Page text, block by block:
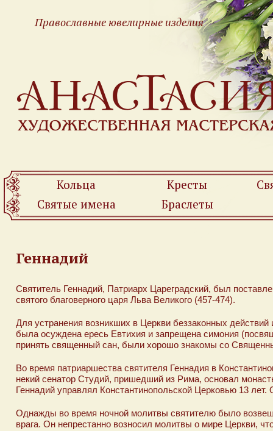
Православные ювелирные изделия
Кольца Кресты
Святые имена
Браслеты
Геннадий
Святитель Геннадий, Патриарх Цареградский, был
святого благоверного царя Льва Великого (457-474).
Для устранения возникших в Церкви беззаконных
была осуждена ересь Евтихия и запрещена симония
принять священный сан, были хорошо знакомы со
Во время патриаршества святителя Геннадия в
некий сенатор Студий, пришедший из Рима, основал
Геннадий управлял Константинопольской Церковью 13 лет.
Однажды во время ночной молитвы святителю было
врага. Он непрестанно возносил молитвы о мире Церкви,